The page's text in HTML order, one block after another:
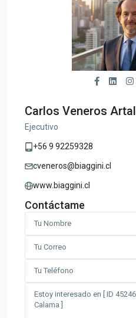
Carlos Veneros Artal
Ejecutivo
+56 9 92259328
cveneros@biaggini.cl
www.biaggini.cl
Contáctame